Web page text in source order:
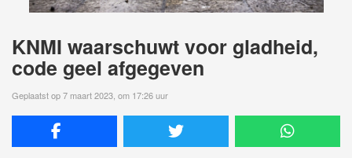
KNMI waarschuwt voor gladheid,
code geel afgegeven
Geplaatst op 7 maart 2023, om 17:26 uur